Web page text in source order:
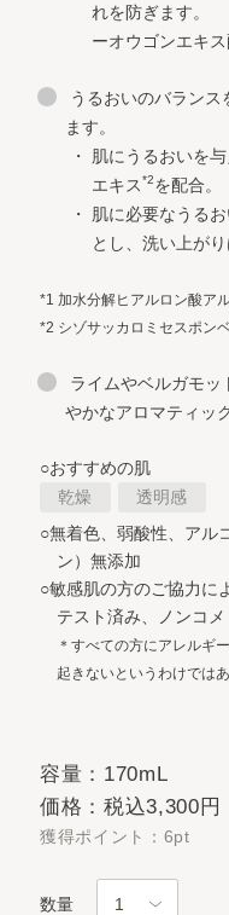
れを防ぎます。
ーオウゴンエキ
うるおいのバランス
ます。
肌にうるおいを
エキス*2を配合。
肌に必要なうる
とし、洗い上が
*1 加水分解ヒアルロン酸ア
*2 シゾサッカロミセスポン
ライムやベルガモッ
やかなアロマティッ
○おすすめの肌
乾燥
透明感
○無着色、弱酸性、アル
ン）無添加
○敏感肌の方のご協力に
テスト済み、ノンコ
＊すべての方にアレルギ
起きないというわけではあ
容量：170mL
価格：税込3,300円
獲得ポイント：6pt
数量